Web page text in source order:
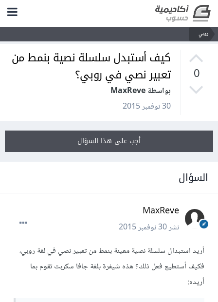
روبي
0
كيف أستبدل سلسلة نصية بنمط من
تعبير نصي في روبي؟
بواسطة MaxReve
30 نوفمبر 2015
أجب على هذا السؤال
السؤال
MaxReve
نشر30 نوفمبر 2015
أريد استبدال سلسلة نصية معينة بنمط من تعبير نصي في لغة روبي،
فكيف أستطيع فعل ذلك؟ هذه شيفرة بلغة جافا سكربت تقوم بما
أريده: